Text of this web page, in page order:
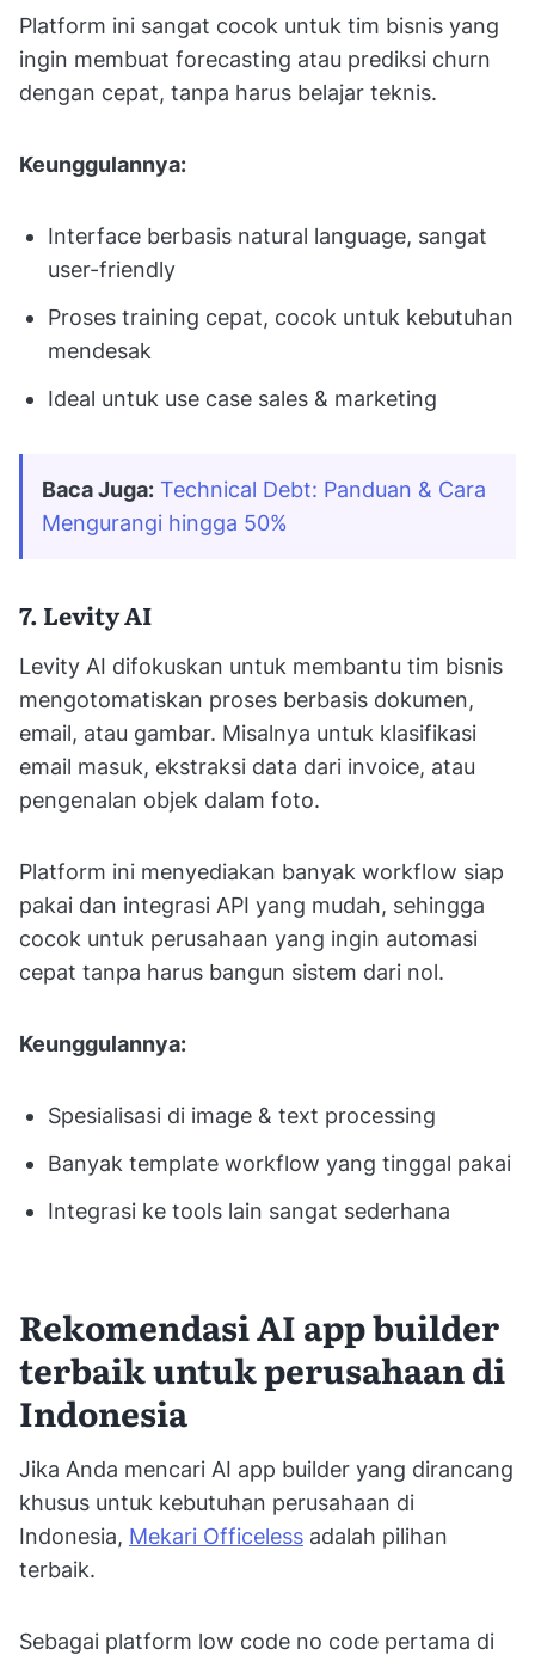
Platform ini sangat cocok untuk tim bisnis yang
ingin membuat forecasting atau prediksi churn
dengan cepat, tanpa harus belajar teknis.
Keunggulannya:
Interface berbasis natural language, sangat
user-friendly
Proses training cepat, cocok untuk kebutuhan
mendesak
Ideal untuk use case sales & marketing
Baca Juga: Technical Debt: Panduan & Cara
Mengurangi hingga 50%
7. Levity AI
Levity AI difokuskan untuk membantu tim bisnis
mengotomatiskan proses berbasis dokumen,
email, atau gambar. Misalnya untuk klasifikasi
email masuk, ekstraksi data dari invoice, atau
pengenalan objek dalam foto.
Platform ini menyediakan banyak workflow siap
pakai dan integrasi API yang mudah, sehingga
cocok untuk perusahaan yang ingin automasi
cepat tanpa harus bangun sistem dari nol.
Keunggulannya:
Spesialisasi di image & text processing
Banyak template workflow yang tinggal pakai
Integrasi ke tools lain sangat sederhana
Rekomendasi AI app builder
terbaik untuk perusahaan di
Indonesia
Jika Anda mencari AI app builder yang dirancang
khusus untuk kebutuhan perusahaan di
Indonesia, Mekari Officeless adalah pilihan
terbaik.
Sebagai platform low code no code pertama di